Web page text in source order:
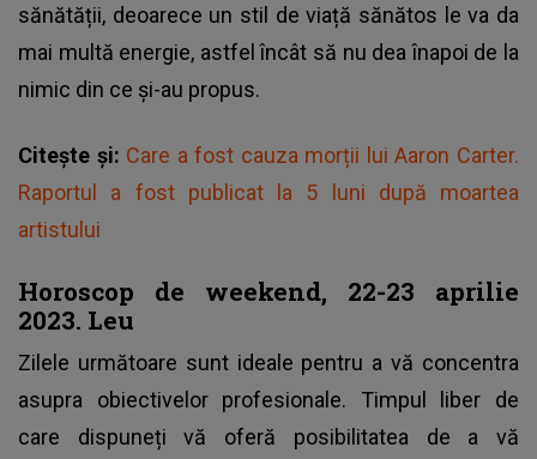
sănătății, deoarece un stil de viață sănătos le va da
mai multă energie, astfel încât să nu dea înapoi de la
nimic din ce și-au propus.
Citește și: Care a fost cauza morții lui Aaron Carter.
Raportul a fost publicat la 5 luni după moartea
artistului
Horoscop de weekend, 22-23 aprilie
2023. Leu
Zilele următoare sunt ideale pentru a vă concentra
asupra obiectivelor profesionale. Timpul liber de
care dispuneți vă oferă posibilitatea de a vă